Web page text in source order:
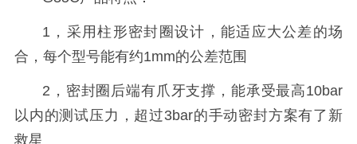
1，采用柱形密封圈设计，能适应大公差的场
合，每个型号能有约1mm的公差范围
2，密封圈后端有爪牙支撑，能承受最高10bar
以内的测试压力，超过3bar的手动密封方案有了新
救星